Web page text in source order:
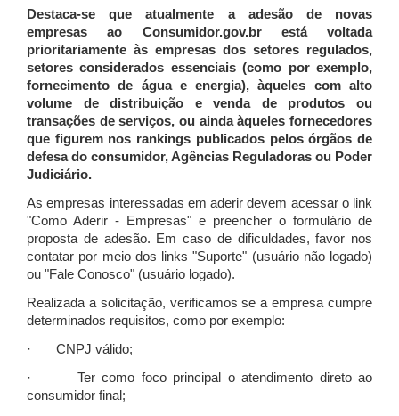
Destaca-se que atualmente a adesão de novas
empresas ao Consumidor.gov.br está voltada
prioritariamente às empresas dos setores regulados,
setores considerados essenciais (como por exemplo,
fornecimento de água e energia), àqueles com alto
volume de distribuição e venda de produtos ou
transações de serviços, ou ainda àqueles fornecedores
que figurem nos rankings publicados pelos órgãos de
defesa do consumidor, Agências Reguladoras ou Poder
Judiciário.
As empresas interessadas em aderir devem acessar o link
"Como Aderir - Empresas" e preencher o formulário de
proposta de adesão. Em caso de dificuldades, favor nos
contatar por meio dos links "Suporte" (usuário não logado)
ou "Fale Conosco" (usuário logado).
Realizada a solicitação, verificamos se a empresa cumpre
determinados requisitos, como por exemplo:
· CNPJ válido;
· Ter como foco principal o atendimento direto ao
consumidor final;